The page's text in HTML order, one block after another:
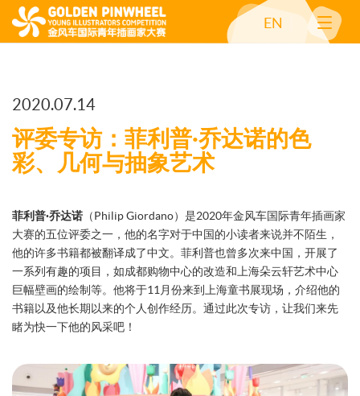
EN
2020.07.14
评委专访：菲利普·乔达诺的色
彩、几何与抽象艺术
菲利普·乔达诺 （Philip Giordano）是2020年金风车国际青年插画家
大赛的五位评委之一，他的名字对于中国的小读者来说并不陌生，
他的许多书籍都被翻译成了中文。菲利普也曾多次来中国，开展了
一系列有趣的项目，如成都购物中心的改造和上海朵云轩艺术中心
巨幅壁画的绘制等。他将于11月份来到上海童书展现场，介绍他的
书籍以及他长期以来的个人创作经历。通过此次专访，让我们来先
睹为快一下他的风采吧！